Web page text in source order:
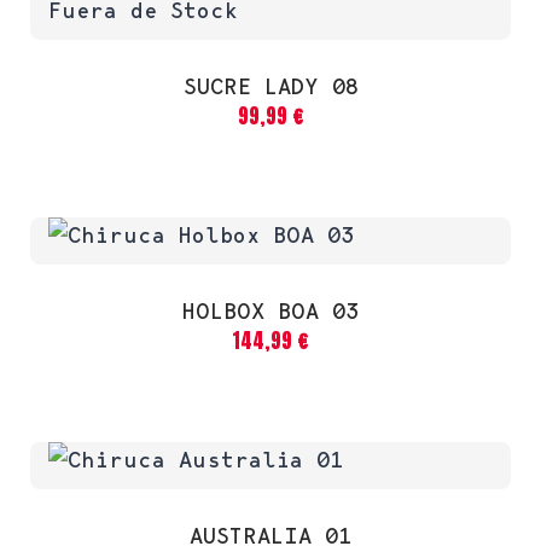
Fuera de Stock
SUCRE LADY 08
99,99 €
HOLBOX BOA 03
144,99 €
AUSTRALIA 01